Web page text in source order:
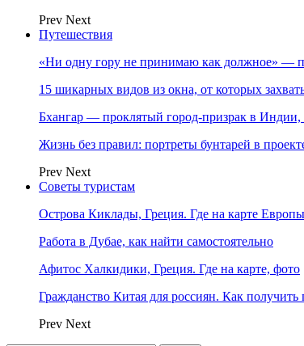
Prev Next
Путешествия
«Ни одну гору не принимаю как должное» —
15 шикарных видов из окна, от которых
Бхангар — проклятый город-призрак в Индии,
Жизнь без правил: портреты бунтарей в
Prev Next
Советы туристам
Острова Киклады, Греция. Где на карте
Работа в Дубае, как найти самостоятельно
Афитос Халкидики, Греция. Где на карте, фото
Гражданство Китая для россиян. Как
Prev Next